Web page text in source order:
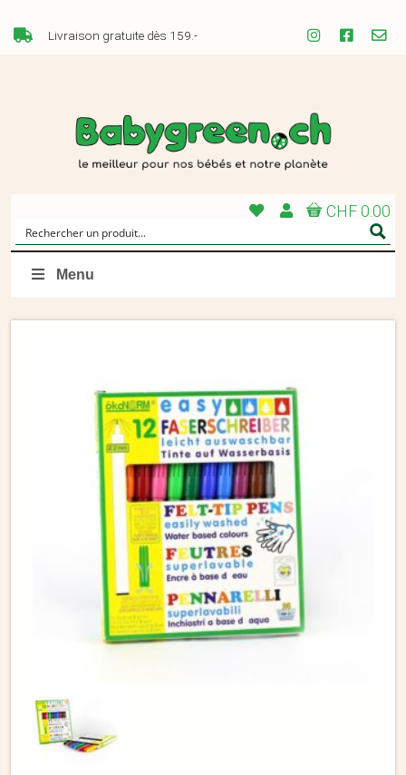
Livraison gratuite dès 159.-
CHF 0.00
Menu